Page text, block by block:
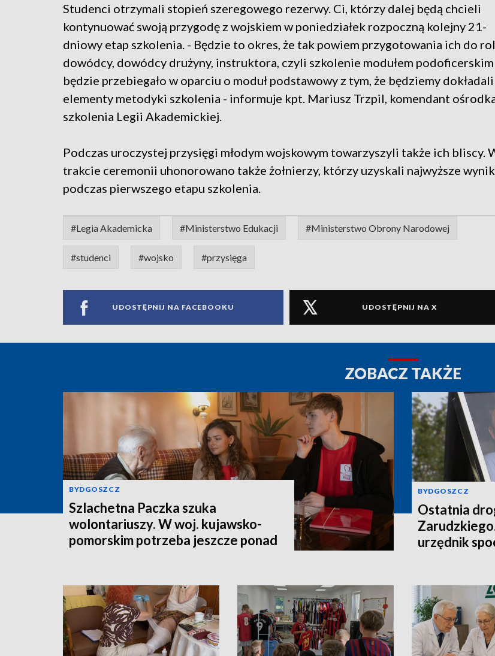
Studenci otrzymali stopień szeregowego rezerwy. Ci, którzy dalej będą chcieli
kontynuować swoją przygodę z wojskiem w poniedziałek rozpoczną kolejny 21-
dniowy etap szkolenia. - Będzie to okres, że tak powiem przygotowania ich do
dowódcy, dowódcy drużyny, instruktora, czyli szkolenie modułem podoficerskim
będzie przebiegało w oparciu o moduł podstawowy z tym, że będziemy dokładali
elementy metodyki szkolenia - informuje kpt. Mariusz Trzpil, komendant
szkolenia Legii Akademickiej.
Podczas uroczystej przysięgi młodym wojskowym towarzyszyli także ich bliscy.
trakcie ceremonii uhonorowano także żołnierzy, którzy uzyskali najwyższe
podczas pierwszego etapu szkolenia.
#Legia Akademicka #Ministerstwo Edukacji #Ministerstwo Obrony Narodowej
#studenci #wojsko #przysięga
UDOSTĘPNIJ NA FACEBOOKU UDOSTĘPNIJ NA X
ZOBACZ TAKŻE
BYDGOSZCZ
Szlachetna Paczka szuka
wolontariuszy. W woj. kujawsko-
pomorskim potrzeba jeszcze ponad
BYDGOSZCZ
Ostatnia
urzędnik